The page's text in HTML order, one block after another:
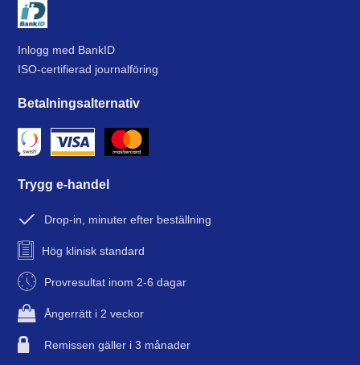
Inlogg med BankID
ISO-certifierad journalföring
Betalningsalternativ
Trygg e-handel
Drop-in, minuter efter beställning
Hög klinisk standard
Provresultat inom 2-6 dagar
Ångerrätt i 2 veckor
Remissen gäller i 3 månader